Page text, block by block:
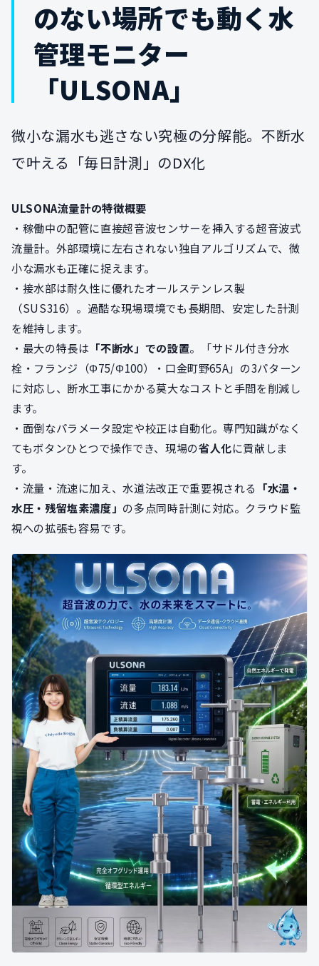
のない場所でも動く水
管理モニター
「ULSONA」
微小な漏水も逃さない究極の分解能。不断水
で叶える「毎日計測」のDX化
ULSONA流量計の特徴概要
・稼働中の配管に直接超音波センサーを挿入する超音波式
流量計。外部環境に左右されない独自アルゴリズムで、微
小な漏水も正確に捉えます。
・接水部は耐久性に優れたオールステンレス製
（SUS316）。過酷な現場環境でも長期間、安定した計測
を維持します。
・最大の特長は 「不断水」での設置。「サドル付き分水
栓・フランジ（Φ75/Φ100）・口金町野65A」の3パターン
に対応し、断水工事にかかる莫大なコストと手間を削減し
ます。
・面倒なパラメータ設定や校正は自動化。専門知識がなく
てもボタンひとつで操作でき、現場の省人化に貢献しま
す。
・流量・流速に加え、水道法改正で重要視される 「水温・
水圧・残留塩素濃度」 の多点同時計測に対応。クラウド監
視への拡張も容易です。